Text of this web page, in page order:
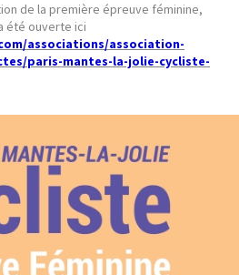
de la première épreuve féminine,
été ouverte ici
associations/association-
paris-mantes-la-jolie-cycliste-